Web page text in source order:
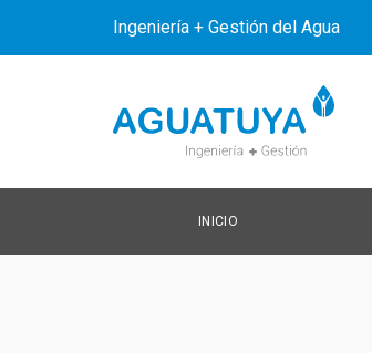
Ingeniería + Gestión del Agua
INICIO